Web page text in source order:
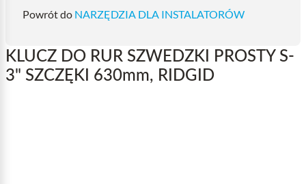
Powrót do NARZĘDZIA DLA INSTALATORÓW
KLUCZ DO RUR SZWEDZKI PROSTY S-
3" SZCZĘKI 630mm, RIDGID